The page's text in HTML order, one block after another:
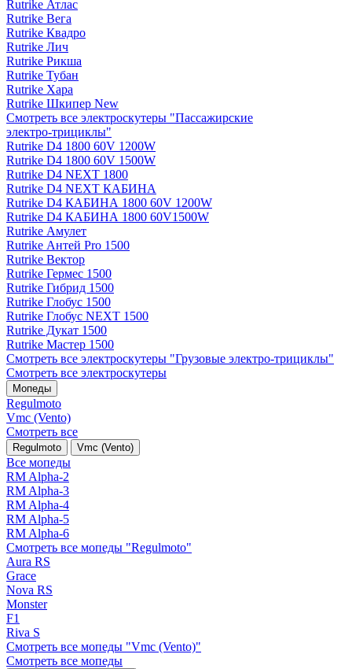
Rutrike Атлас
Rutrike Вега
Rutrike Квадро
Rutrike Лич
Rutrike Рикша
Rutrike Тубан
Rutrike Хара
Rutrike Шкипер New
Смотреть все электро­скутеры "Пассажирские
электро‑трициклы"
Rutrike D4 1800 60V 1200W
Rutrike D4 1800 60V 1500W
Rutrike D4 NEXT 1800
Rutrike D4 NEXT КАБИНА
Rutrike D4 КАБИНА 1800 60V 1200W
Rutrike D4 КАБИНА 1800 60V1500W
Rutrike Амулет
Rutrike Антей Pro 1500
Rutrike Вектор
Rutrike Гермес 1500
Rutrike Гибрид 1500
Rutrike Глобус 1500
Rutrike Глобус NEXT 1500
Rutrike Дукат 1500
Rutrike Мастер 1500
Смотреть все электро­скутеры "Грузовые электро‑трициклы"
Смотреть все электро­скутеры
Мопеды
Regulmoto
Vmc (Vento)
Смотреть все
Regulmoto Vmc (Vento)
Все мопеды
RM Alpha-2
RM Alpha-3
RM Alpha-4
RM Alpha-5
RM Alpha-6
Смотреть все мопеды "Regulmoto"
Aura RS
Grace
Nova RS
Monster
F1
Riva S
Смотреть все мопеды "Vmc (Vento)"
Смотреть все мопеды